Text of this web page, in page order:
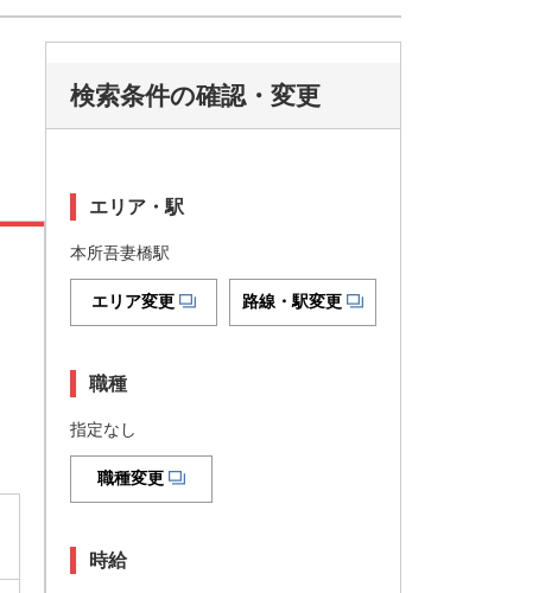
検索条件の確認・変更
エリア・駅
本所吾妻橋駅
エリア変更 路線・駅変更
職種
指定なし
職種変更
時給